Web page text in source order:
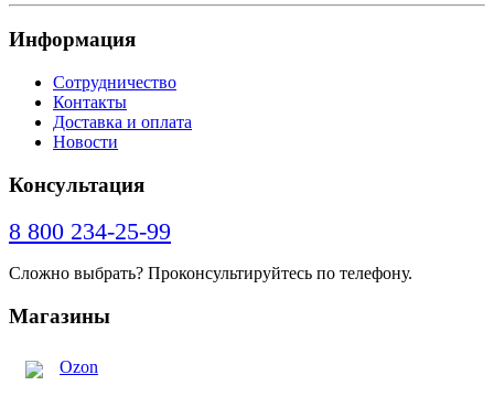
Информация
Сотрудничество
Контакты
Доставка и оплата
Новости
Консультация
8 800 234-25-99
Сложно выбрать? Проконсультируйтесь по телефону.
Магазины
Ozon